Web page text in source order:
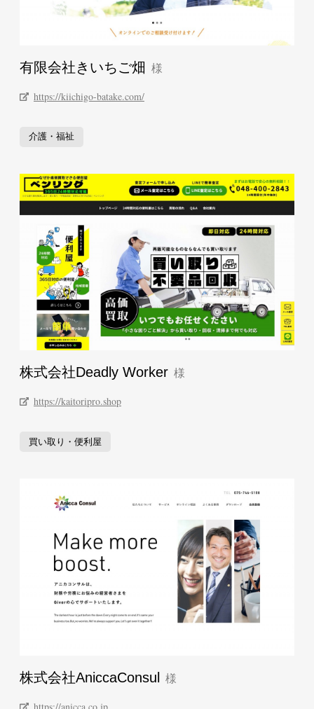
有限会社きいちご畑
https://kiichigo-batake.com/
介護・福祉
株式会社Deadly Worker
https://kaitoripro.shop
買い取り・便利屋
株式会社AniccaConsul